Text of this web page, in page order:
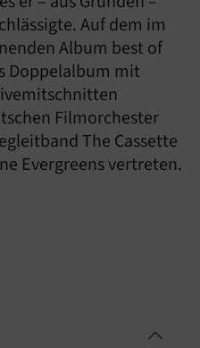
Auf dem im
Album best of
Doppelalbum mit
Filmorchester
The Cassette
Evergreens vertreten.